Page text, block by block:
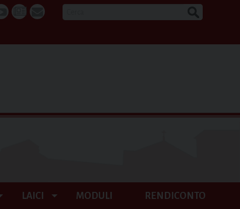
LAICI MODULI RENDICONTO